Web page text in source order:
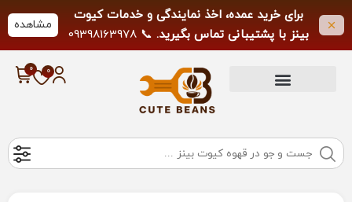
برای خرید عمده، اخذ نمایندگی و خدمات کیوت
بینز با پشتیبانی تماس بگیرید. 📞 09398163978
لطفاً از تماس خارج از ساعات کاری خودداری
فرمایید.
مشاهده